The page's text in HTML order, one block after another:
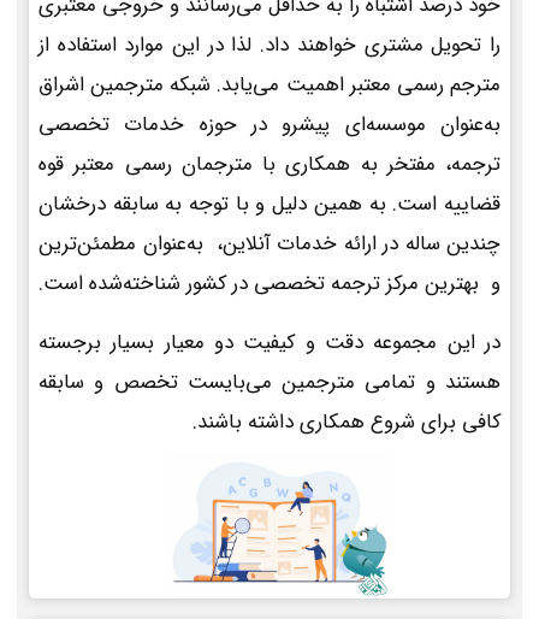
را تحویل مشتری خواهند داد. لذا در این موارد استفاده از
مترجم رسمی معتبر اهمیت می‌یابد. شبکه مترجمین اشراق
به‌عنوان موسسه‌ای پیشرو در حوزه خدمات تخصصی
ترجمه، مفتخر به همکاری با مترجمان رسمی معتبر قوه
قضاییه است. به همین دلیل و با توجه به سابقه درخشان
چندین ساله در ارائه خدمات آنلاین، به‌عنوان مطمئن‌ترین
و بهترین مرکز ترجمه تخصصی در کشور شناخته‌شده است.
در این مجموعه دقت و کیفیت دو معیار بسیار برجسته
هستند و تمامی مترجمین می‌بایست تخصص و سابقه
کافی برای شروع همکاری داشته باشند.